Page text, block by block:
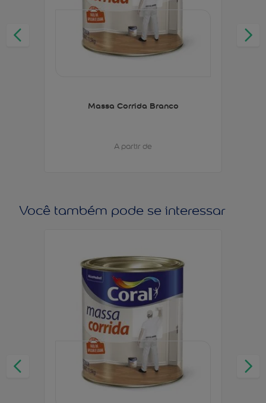
Massa Corrida Branco
A partir de
Você também pode se interessar